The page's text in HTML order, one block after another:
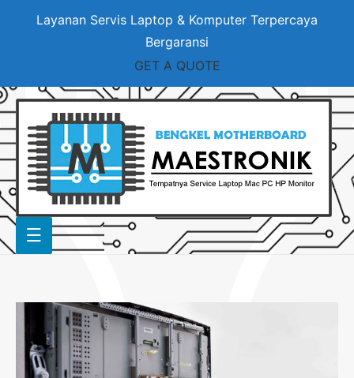
Layanan Servis Laptop & Komputer Terpercaya
Bergaransi
GET A QUOTE